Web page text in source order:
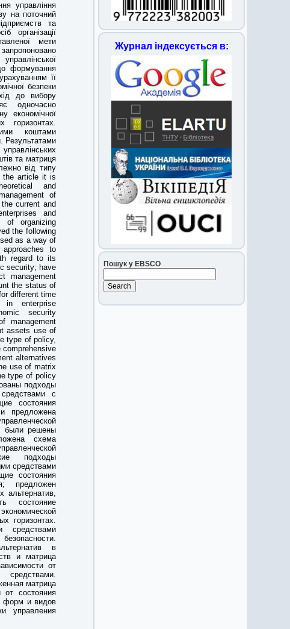
управління
на поточний
та
організації
мети
формування
її
безпеки
до вибору
одночасно
економічної
горизонтах.
коштами
Результатами
та матриця
від типу
the article it is
and
of
current and
and
organizing
the following
as a way of
approaches to
regard to its
security; have
management
the status of
different time
in enterprise
security
management
assets use of
type of policy,
alternatives
use of matrix
type of policy
подходы
с
состояния
и предложена
были решены
схема
подходы
средствами
состояния
предложен
альтернатив,
состояние
горизонтах.
средствами
в
и матрица
от
матрица
от состояния
форм и видов
управления
Журнал індексується в:
Пошук у EBSCO